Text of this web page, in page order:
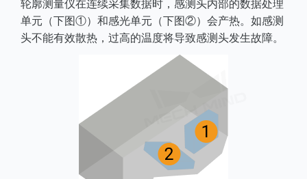
轮廓测量仪在连续采集数据时，感测头内部的数据处理
单元（下图①）和感光单元（下图②）会产热。如感测
头不能有效散热，过高的温度将导致感测头发生故障。